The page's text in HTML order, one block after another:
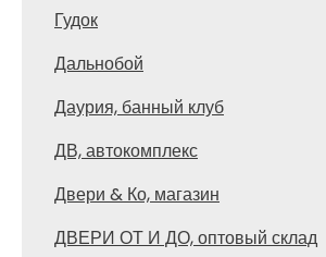
Гудок
Дальнобой
Даурия, банный клуб
ДВ, автокомплекс
Двери & Ко, магазин
ДВЕРИ ОТ И ДО, оптовый склад